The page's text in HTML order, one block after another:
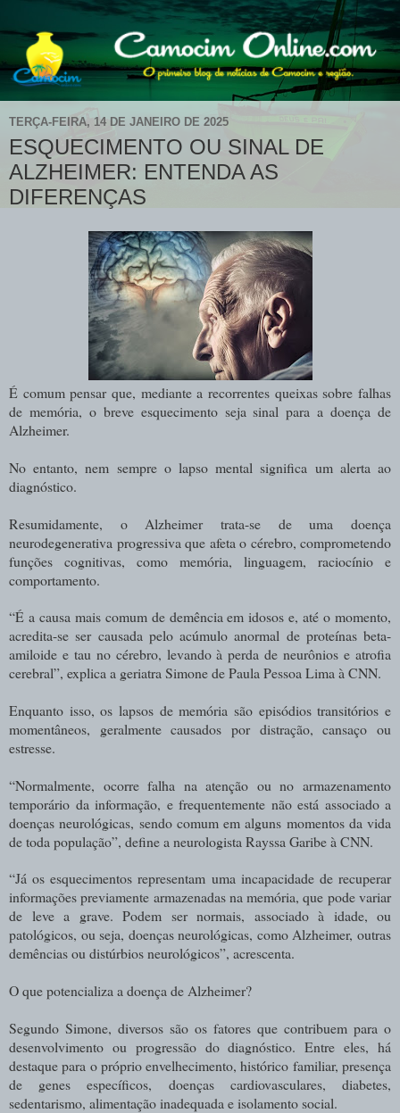
TERÇA-FEIRA, 14 DE JANEIRO DE 2025
ESQUECIMENTO OU SINAL DE
ALZHEIMER: ENTENDA AS
DIFERENÇAS
É comum pensar que, mediante a recorrentes queixas sobre falhas
de memória, o breve esquecimento seja sinal para a doença de
Alzheimer.
No entanto, nem sempre o lapso mental significa um alerta ao
diagnóstico.
Resumidamente, o Alzheimer trata-se de uma doença
neurodegenerativa progressiva que afeta o cérebro, comprometendo
funções cognitivas, como memória, linguagem, raciocínio e
comportamento.
“É a causa mais comum de demência em idosos e, até o momento,
acredita-se ser causada pelo acúmulo anormal de proteínas beta-
amiloide e tau no cérebro, levando à perda de neurônios e atrofia
cerebral”, explica a geriatra Simone de Paula Pessoa Lima à CNN.
Enquanto isso, os lapsos de memória são episódios transitórios e
momentâneos, geralmente causados por distração, cansaço ou
estresse.
“Normalmente, ocorre falha na atenção ou no armazenamento
temporário da informação, e frequentemente não está associado a
doenças neurológicas, sendo comum em alguns momentos da vida
de toda população”, define a neurologista Rayssa Garibe à CNN.
“Já os esquecimentos representam uma incapacidade de recuperar
informações previamente armazenadas na memória, que pode variar
de leve a grave. Podem ser normais, associado à idade, ou
patológicos, ou seja, doenças neurológicas, como Alzheimer, outras
demências ou distúrbios neurológicos”, acrescenta.
O que potencializa a doença de Alzheimer?
Segundo Simone, diversos são os fatores que contribuem para o
desenvolvimento ou progressão do diagnóstico. Entre eles, há
destaque para o próprio envelhecimento, histórico familiar, presença
de genes específicos, doenças cardiovasculares, diabetes,
sedentarismo, alimentação inadequada e isolamento social.